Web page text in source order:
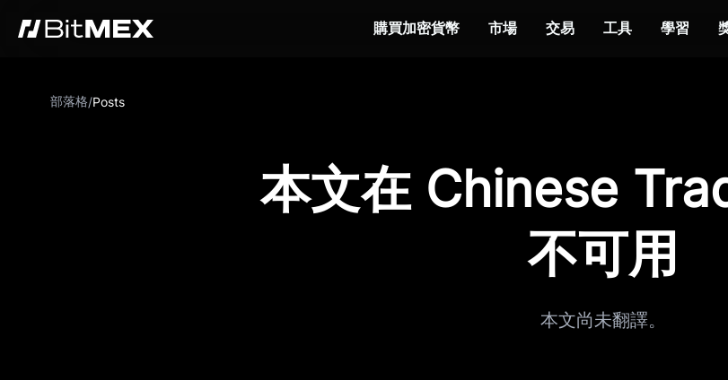
購買加密貨幣 市場 交易 工具 學習
部落格/Posts
本文在 Chinese
不可用
本文尚未翻譯。